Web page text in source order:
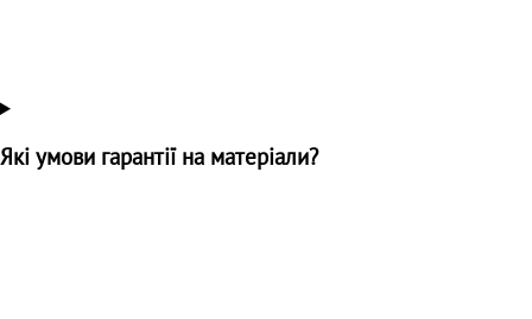
Які умови гарантії на матеріали?